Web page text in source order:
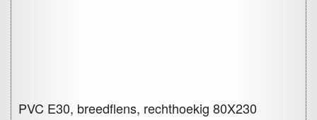
PVC E30, breedflens, rechthoekig 80X230